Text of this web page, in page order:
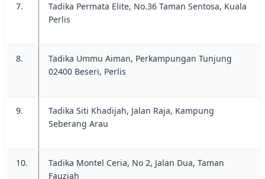
7.
Tadika Permata Elite, No.36 Taman Sentosa, Kuala
Perlis
8.
Tadika Ummu Aiman, Perkampungan Tunjung
02400 Beseri, Perlis
9.
Tadika Siti Khadijah, Jalan Raja, Kampung
Seberang Arau
10.
Tadika Montel Ceria, No 2, Jalan Dua, Taman
Fauziah